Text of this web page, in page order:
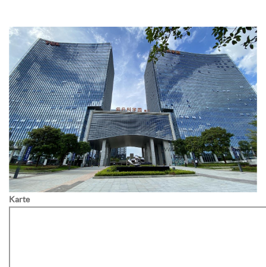
Karte